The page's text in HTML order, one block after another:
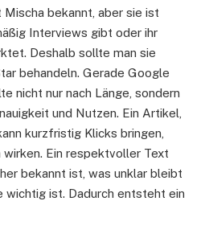
Mischa bekannt, aber sie ist
Interviews gibt oder ihr
Deshalb sollte man sie
behandeln. Gerade Google
nicht nur nach Länge, sondern
und Nutzen. Ein Artikel,
kurzfristig Klicks bringen,
Ein respektvoller Text
bekannt ist, was unklar bleibt
wichtig ist. Dadurch entsteht ein